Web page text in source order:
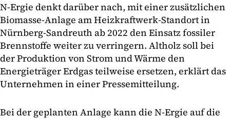
N-Ergie denkt darüber nach, mit einer zusätzlichen
Biomasse-Anlage am Heizkraftwerk-Standort in
Nürnberg-Sandreuth ab 2022 den Einsatz fossiler
Brennstoffe weiter zu verringern. Altholz soll bei
der Produktion von Strom und Wärme den
Energieträger Erdgas teilweise ersetzen, erklärt das
Unternehmen in einer Pressemitteilung.
Bei der geplanten Anlage kann die N-Ergie auf die